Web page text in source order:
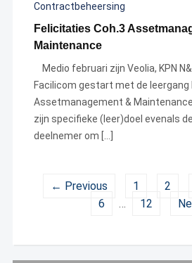
Contractbeheersing
Felicitaties Coh.3
Maintenance
Medio februari zijn Veolia, KPN
Facilicom gestart met de leergang
Assetmanagement &
zijn specifieke (leer)doel evenals
deelnemer om […]
← Previous 1 2
6
… 12